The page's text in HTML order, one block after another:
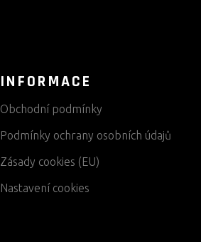
INFORMACE
Obchodní podmínky
Podmínky ochrany osobních údajů
Zásady cookies (EU)
Nastavení cookies